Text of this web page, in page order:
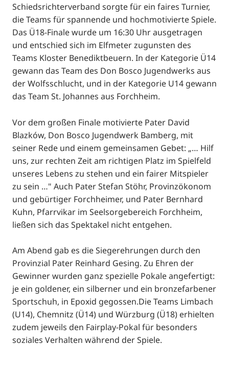
Schiedsrichterverband sorgte für ein faires Turnier,
die Teams für spannende und hochmotivierte Spiele.
Das Ü18-Finale wurde um 16:30 Uhr ausgetragen
und entschied sich im Elfmeter zugunsten des
Teams Kloster Benediktbeuern. In der Kategorie Ü14
gewann das Team des Don Bosco Jugendwerks aus
der Wolfsschlucht, und in der Kategorie U14 gewann
das Team St. Johannes aus Forchheim.
Vor dem großen Finale motivierte Pater David
Blazków, Don Bosco Jugendwerk Bamberg, mit
seiner Rede und einem gemeinsamen Gebet: „… Hilf
uns, zur rechten Zeit am richtigen Platz im Spielfeld
unseres Lebens zu stehen und ein fairer Mitspieler
zu sein …" Auch Pater Stefan Stöhr, Provinzökonom
und gebürtiger Forchheimer, und Pater Bernhard
Kuhn, Pfarrvikar im Seelsorgebereich Forchheim,
ließen sich das Spektakel nicht entgehen.
Am Abend gab es die Siegerehrungen durch den
Provinzial Pater Reinhard Gesing. Zu Ehren der
Gewinner wurden ganz spezielle Pokale angefertigt:
je ein goldener, ein silberner und ein bronzefarbener
Sportschuh, in Epoxid gegossen.Die Teams Limbach
(U14), Chemnitz (Ü14) und Würzburg (Ü18) erhielten
zudem jeweils den Fairplay-Pokal für besonders
soziales Verhalten während der Spiele.